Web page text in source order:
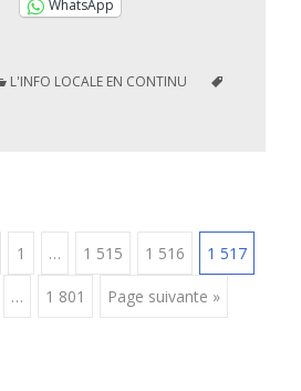
WhatsApp
L'INFO LOCALE EN CONTINU
1 … 1 515 1 516 1 517
… 1 801 Page suivante »